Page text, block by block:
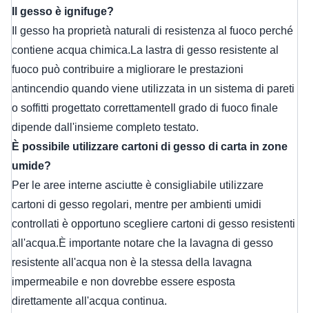
Il gesso è ignifuge?
Il gesso ha proprietà naturali di resistenza al fuoco perché
contiene acqua chimica.La lastra di gesso resistente al
fuoco può contribuire a migliorare le prestazioni
antincendio quando viene utilizzata in un sistema di pareti
o soffitti progettato correttamenteIl grado di fuoco finale
dipende dall'insieme completo testato.
È possibile utilizzare cartoni di gesso di carta in zone
umide?
Per le aree interne asciutte è consigliabile utilizzare
cartoni di gesso regolari, mentre per ambienti umidi
controllati è opportuno scegliere cartoni di gesso resistenti
all'acqua.È importante notare che la lavagna di gesso
resistente all'acqua non è la stessa della lavagna
impermeabile e non dovrebbe essere esposta
direttamente all'acqua continua.